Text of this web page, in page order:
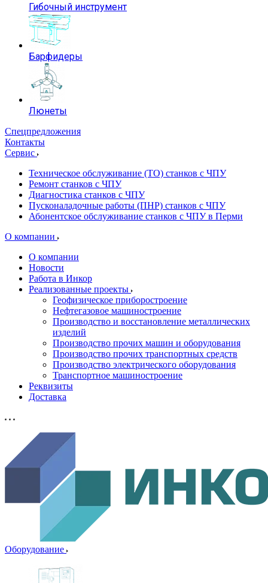
Гибочный инструмент
Барфидеры
Люнеты
Спецпредложения
Контакты
Сервис
Техническое обслуживание (ТО) станков с ЧПУ
Ремонт станков с ЧПУ
Диагностика станков с ЧПУ
Пусконаладочные работы (ПНР) станков с ЧПУ
Абонентское обслуживание станков с ЧПУ в Перми
О компании
О компании
Новости
Работа в Инкор
Реализованные проекты
Геофизическое приборостроение
Нефтегазовое машиностроение
Производство и восстановление металлических
изделий
Производство прочих машин и оборудования
Производство прочих транспортных средств
Производство электрического оборудования
Транспортное машиностроение
Реквизиты
Доставка
Оборудование